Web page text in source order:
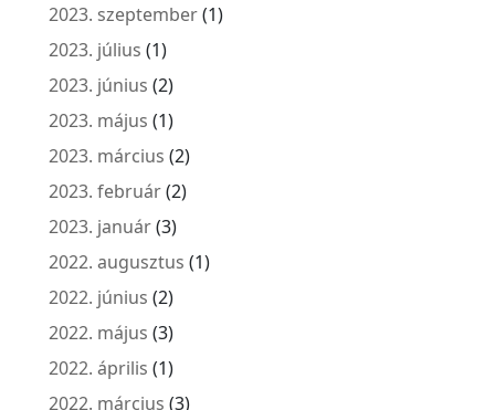
2023. szeptember(1)
2023. július (1)
2023. június (2)
2023. május (1)
2023. március (2)
2023. február(2)
2023. január(3)
2022. augusztus (1)
2022. június (2)
2022. május (3)
2022. április (1)
2022. március (3)